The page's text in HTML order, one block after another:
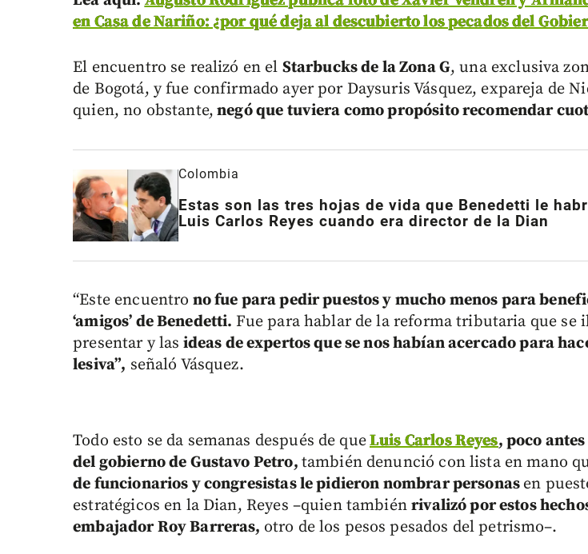
en Casa de Nariño: ¿por qué deja al descubierto los pecados del
El encuentro se realizó en el Starbucks de la Zona G, una exclusiva
de Bogotá, y fue confirmado ayer por Daysuris Vásquez, expareja de
quien, no obstante, negó que tuviera como propósito recomendar
Colombia
Estas son las tres hojas de vida que Benedetti le
Luis Carlos Reyes cuando era director de la Dian
“Este encuentro no fue para pedir puestos y mucho menos para
‘amigos’ de Benedetti. Fue para hablar de la reforma tributaria que se
presentar y las ideas de expertos que se nos habían acercado para
lesiva”, señaló Vásquez.
Todo esto se da semanas después de queLuis Carlos Reyes, poco
del gobierno de Gustavo Petro, también denunció con lista en mano
de funcionarios y congresistas le pidieron nombrar personas en
estratégicos en la Dian, Reyes –quien tambiénrivalizó por estos
embajador Roy Barreras, otro de los pesos pesados del petrismo–.